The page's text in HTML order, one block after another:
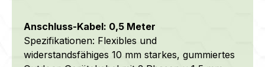
Anschluss-Kabel: 0,5 Meter
Spezifikationen: Flexibles und
widerstandsfähiges 10 mm starkes, gummiertes